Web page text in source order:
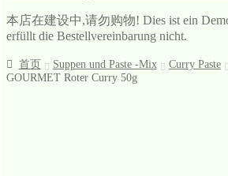
本店在建设中,请勿购物! Dies ist ein
erfüllt die Bestellvereinbarung nicht.
首页 Suppen und Paste -Mix Curry Paste
GOURMET Roter Curry 50g